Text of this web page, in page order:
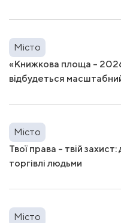
Місто
«Книжкова площа –
відбудеться
Місто
Твої права – твій
торгівлі людьми
Місто